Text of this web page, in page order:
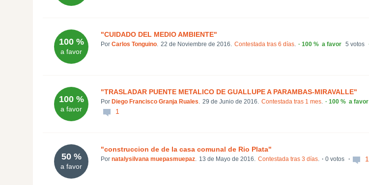
100 %
a favor
"CUIDADO DEL MEDIO AMBIENTE"
Por Carlos Tonguino. 22 de Noviembre de 2016. Contestada tras 6 días. 100 % a favor 5 votos
100 %
a favor
"TRASLADAR PUENTE METALICO DE GUALLUPE A PARAMBAS-MIRAVALLE"
Por Diego Francisco Granja Ruales. 29 de Junio de 2016. Contestada tras 1 mes. 100 % a favor
1
50 %
a favor
"construccion de de la casa comunal de Rio Plata"
Por natalysilvana muepasmuepaz. 13 de Mayo de 2016. Contestada tras 3 días. 0 votos 1